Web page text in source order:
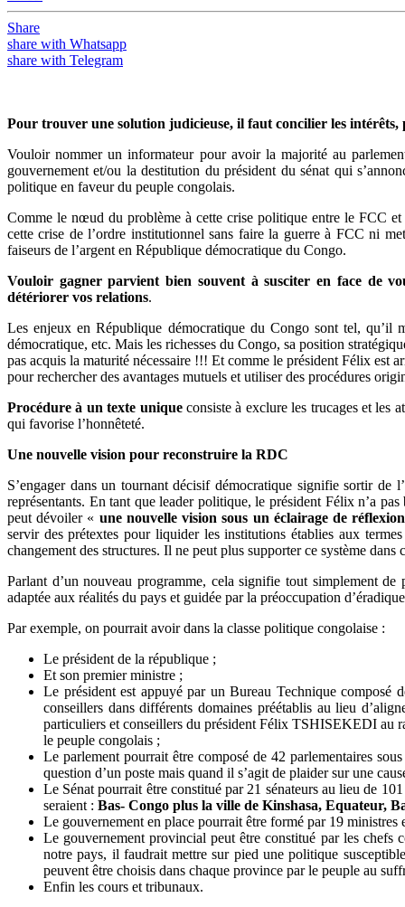
Share
share with Whatsapp
share with Telegram
Pour trouver une solution judicieuse, il faut concilier les intérêts,
Vouloir nommer un informateur pour avoir la majorité au
gouvernement et/ou la destitution du président du sénat qui
politique en faveur du peuple congolais.
Comme le nœud du problème à cette crise politique entre le FCC
cette crise de l’ordre institutionnel sans faire la guerre à FCC ni
faiseurs de l’argent en République démocratique du Congo.
Vouloir gagner parvient bien souvent à susciter en face de
détériorer vos relations.
Les enjeux en République démocratique du Congo sont tel, qu’il
démocratique, etc. Mais les richesses du Congo, sa position
pas acquis la maturité nécessaire !!! Et comme le président Félix est
pour rechercher des avantages mutuels et utiliser des procédures
Procédure à un texte uniqueconsiste à exclure les trucages et les
qui favorise l’honnêteté.
Une nouvelle vision pour reconstruire la RDC
S’engager dans un tournant décisif démocratique signifie sortir
représentants. En tant que leader politique, le président Félix n’a
peut dévoiler « une nouvelle vision sous un éclairage de
servir des prétextes pour liquider les institutions établies aux
changement des structures. Il ne peut plus supporter ce système dans
Parlant d’un nouveau programme, cela signifie tout simplement
adaptée aux réalités du pays et guidée par la préoccupation
Par exemple, on pourrait avoir dans la classe politique congolaise :
Le président de la république ;
Et son premier ministre ;
Le président est appuyé par un Bureau Technique composé
conseillers dans différents domaines préétablis au lieu
particuliers et conseillers du président Félix TSHISEKEDI au
le peuple congolais ;
Le parlement pourrait être composé de 42 parlementaires
question d’un poste mais quand il s’agit de plaider sur une
Le Sénat pourrait être constitué par 21 sénateurs au lieu de
seraient : Bas- Congo plus la ville de Kinshasa, Equateur,
Le gouvernement en place pourrait être formé par 19
Le gouvernement provincial peut être constitué par les chefs
notre pays, il faudrait mettre sur pied une politique
peuvent être choisis dans chaque province par le peuple au
Enfin les cours et tribunaux.